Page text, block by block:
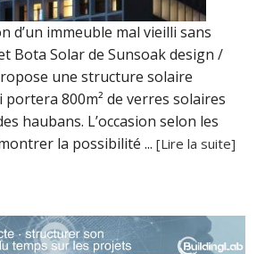
d’un immeuble mal vieilli sans
Bota Solar de Sunsoak design /
une structure solaire
800m² de verres solaires
haubans. L’occasion selon les
la possibilité ...[Lire la suite]